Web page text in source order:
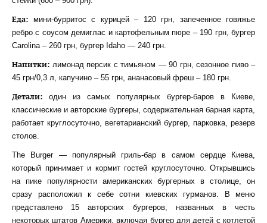
Еда: мини-бурритос с курицей – 120 грн, запеченное говяжье
ребро с соусом демиглас и картофельным пюре – 190 грн, бургер
Carolina – 260 грн, бургер Idaho — 240 грн.
Напитки: лимонад персик с тимьяном — 90 грн, сезонное пиво –
45 грн/0,3 л, капучино – 55 грн, ананасовый фреш – 180 грн.
Детали: один из самых популярных бургер-баров в Киеве,
классические и авторские бургеры, содержательная барная карта,
работает круглосуточно, вегетарианский бургер, парковка, резерв
столов.
The Burger — популярный гриль-бар в самом сердце Киева,
который принимает и кормит гостей круглосуточно. Открывшись
на пике популярности американских бургерных в столице, он
сразу расположил к себе сотни киевских гурманов. В меню
представлено 15 авторских бургеров, названных в честь
некоторых штатов Америки, включая бургер для детей с котлетой